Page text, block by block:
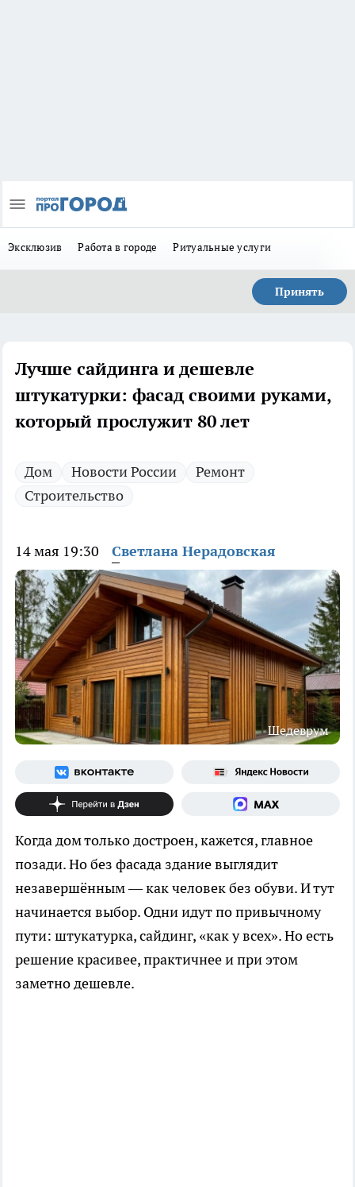
Эксклюзив Работа в городе Ритуальные услуги
Принять
Лучше сайдинга и дешевле
штукатурки: фасад своими руками,
который прослужит 80 лет
Дом Новости России
Ремонт
Строительство
14 мая 19:30 Светлана Нерадовская
Шедеврум
Когда дом только достроен, кажется, главное
позади. Но без фасада здание выглядит
незавершённым — как человек без обуви. И тут
начинается выбор. Одни идут по привычному
пути: штукатурка, сайдинг, «как у всех». Но есть
решение красивее, практичнее и при этом
заметно дешевле.